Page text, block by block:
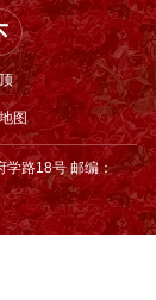
图
学路18号 邮编：